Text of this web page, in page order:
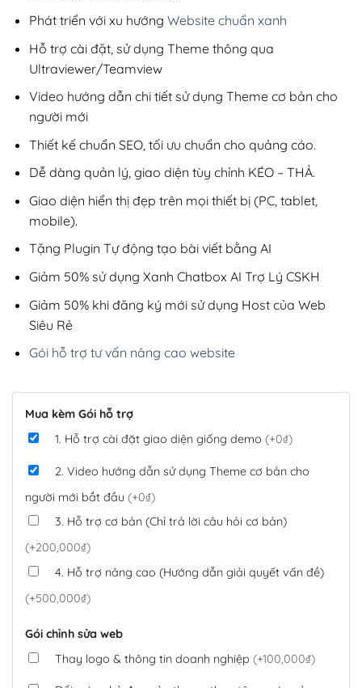
Phát triển với xu hướng Website chuẩn xanh
Hỗ trợ cài đặt, sử dụng Theme thông qua
Ultraviewer/Teamview
Video hướng dẫn chi tiết sử dụng Theme cơ bản cho
người mới
Thiết kế chuẩn SEO, tối ưu chuẩn cho quảng cáo.
Dễ dàng quản lý, giao diện tùy chỉnh KÉO – THẢ.
Giao diện hiển thị đẹp trên mọi thiết bị (PC, tablet,
mobile).
Tặng Plugin Tự động tạo bài viết bằng AI
Giảm 50% sử dụng Xanh Chatbox AI Trợ Lý CSKH
Giảm 50% khi đăng ký mới sử dụng Host của Web
Siêu Rẻ
Gói hỗ trợ tư vấn nâng cao website
Mua kèm Gói hỗ trợ
1. Hỗ trợ cài đặt giao diện giống demo (+0₫)
2. Video hướng dẫn sử dụng Theme cơ bản cho
người mới bắt đầu (+0₫)
3. Hỗ trợ cơ bản (Chỉ trả lời câu hỏi cơ bản)
(+200,000₫)
4. Hỗ trợ nâng cao (Hướng dẫn giải quyết vấn đề)
(+500,000₫)
Gói chỉnh sửa web
Thay logo & thông tin doanh nghiệp (+100,000₫)